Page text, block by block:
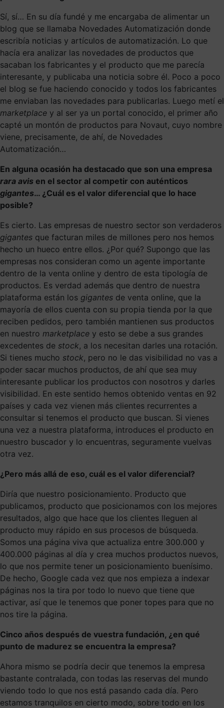
Sí, sí… En su día fundé y me encargaba de alimentar un
blog que se llamaba Novedades Automatización donde
escribía noticias y artículos de automatización. Lo que
hacía era analizar las novedades de productos que
sacaban los fabricantes y el producto que me parecía
interesante, y publicaba una noticia sobre él. Poco a poco
el blog se fue haciendo conocido y todos los fabricantes
me enviaban las novedades para publicarlas. Luego metí el
marketplace y al ser ya un portal conocido, el primer año
capté un montón de productos para Novaut, cuyo nombre
viene, precisamente, de ahí, de Novedades
Automatización…
En alguna ocasión ha destacado que son una empresa
rara avis en el sector al competir con auténticos
gigantes… ¿Cuál es el valor diferencial que lo hace
posible?
Es cierto. Las empresas de nuestro sector son verdaderos
gigantes que facturan miles de millones pero nos hemos
hecho un hueco entre ellos. ¿Por qué? Supongo que las
empresas nos consideran como un agente importante
dentro de la venta online y dentro de esta tipología de
productos. Es verdad además que dentro de nuestra
plataforma están los gigantes de venta online, que la
mayoría de ellos cuenta con su propia tienda por la que
reciben pedidos, pero también mantienen sus productos
en nuestro marketplace y esto se debe a sus grandes
excedentes de stock, a los necesitan darles una rotación.
Si tienes mucho stock, pero no le das visibilidad no vas a
poder sacar muchos productos, de ahí que sea muy
interesante publicar los productos con nosotros y darles
visibilidad. En este sentido hemos obtenido ventas en 92
países y cada vez vienen más clientes recurrentes a
consultar si tenemos el producto que buscan. Si vienes
una vez a nuestra plataforma, introduces el producto en
nuestro buscador y lo encuentras, seguramente vuelvas
otra vez.
¿Pero más allá de eso, cuál es el valor diferencial?
Diría que nuestro posicionamiento. Producto que
publicamos, producto que posicionamos con los mejores
resultados, algo que hace que los clientes lleguen al
producto muy rápido en sus procesos de búsqueda.
Somos una página viva que actualiza entre 300.000 y
400.000 páginas al día y crea muchos productos nuevos,
lo que nos permite tener un posicionamiento buenísimo.
De hecho, Google cada vez que nos empieza a indexar
páginas nos la tira por todo lo nuevo que tiene que
activar, así que le tenemos que poner topes para que no
nos tire la página.
Cinco años después de vuestra fundación, ¿en qué
punto de madurez se encuentra la empresa?
Ahora mismo se podría decir que tenemos la empresa
bastante contralada, con todas las reservas del mundo
viendo todo lo que nos está pasando cada día. Pero
estamos tranquilos en cierto modo, sobre todo en los